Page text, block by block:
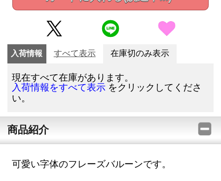
入荷情報 すべて表示 在庫切のみ表示
現在すべて在庫があります。
入荷情報をすべて表示 をクリックしてくださ
い。
商品紹介
可愛い字体のフレーズバルーンです。